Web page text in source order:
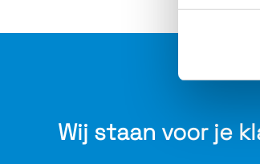
Picto
Wij staan voor je